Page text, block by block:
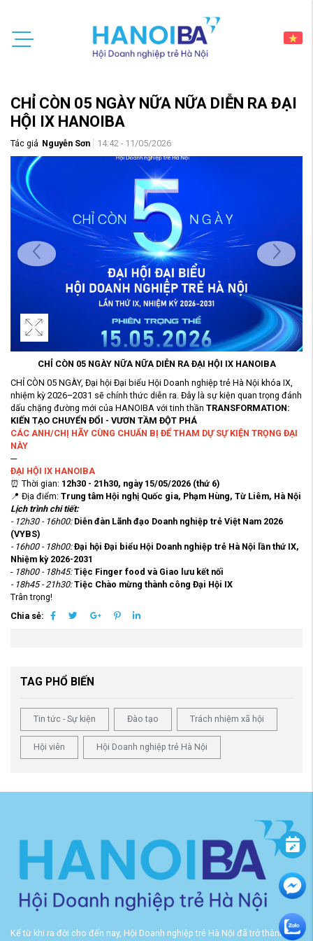
CHỈ CÒN 05 NGÀY NỮA NỮA DIỄN RA ĐẠI
HỘI IX HANOIBA
Tác giả Nguyễn Sơn 14:42 - 11/05/2026
CHỈ CÒN 05 NGÀY NỮA NỮA DIỄN RA ĐẠI HỘI IX HANOIBA
CHỈ CÒN 05 NGÀY, Đại hội Đại biểu Hội Doanh nghiệp trẻ Hà Nội khóa IX,
nhiệm kỳ 2026–2031 sẽ chính thức diễn ra. Đây là sự kiện quan trọng đánh
dấu chặng đường mới của HANOIBA với tinh thần TRANSFORMATION:
KIẾN TẠO CHUYỂN ĐỔI - VƯƠN TẦM ĐỘT PHÁ
CÁC ANH/CHỊ HÃY CÙNG CHUẨN BỊ ĐỂ THAM DỰ SỰ KIỆN TRỌNG ĐẠI
NÀY
---
ĐẠI HỘI IX HANOIBA
⏰ Thời gian: 12h30 - 21h30, ngày 15/05/2026 (thứ 6)
📍 Địa điểm: Trung tâm Hội nghị Quốc gia, Phạm Hùng, Từ Liêm, Hà Nội
Lịch trình chi tiết:
- 12h30 - 16h00: Diễn đàn Lãnh đạo Doanh nghiệp trẻ Việt Nam 2026
(VYBS)
- 16h00 - 18h00: Đại hội Đại biểu Hội Doanh nghiệp trẻ Hà Nội lần thứ IX,
Nhiệm kỳ 2026-2031
-18h00 - 18h45:Tiệc Finger food và Giao lưu kết nối
- 18h45 - 21h30:Tiệc Chào mừng thành công Đại Hội IX
Trân trọng!
Chia sẻ:
TAG PHỔ BIẾN
Tin tức - Sự kiện Đào tạo Trách nhiệm xã hội
Hội viên Hội Doanh nghiệp trẻ Hà Nội
Kể từ khi ra đời cho đến nay, Hội Doanh nghiệp trẻ Hà Nội đã trở thành cầu